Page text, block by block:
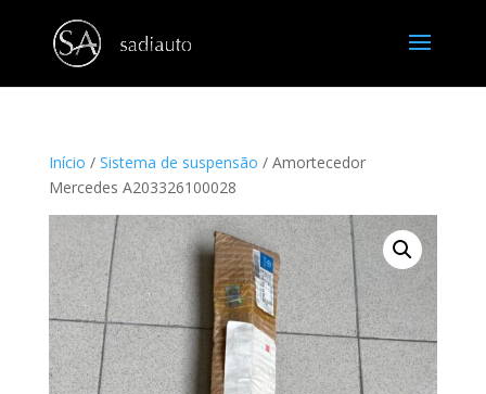
Início / Sistema de suspensão / Amortecedor
Mercedes A203326100028